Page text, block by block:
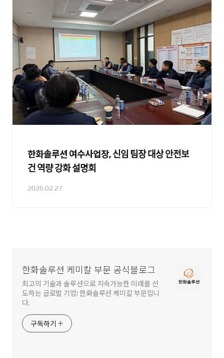
한화솔루션 여수사업장, 신임 팀장 대상 안전보
건 역량 강화 설명회
2026.02.27
한화솔루션 케미칼 부문 공식블로그
최고의 기술과 솔루션으로 지속가능한 미래를 선
도하는 글로벌 기업! 한화솔루션 케미칼 부문입니
다.
구독하기